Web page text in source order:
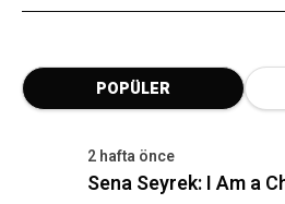
POPÜLER
2 hafta önce
Sena Seyrek: I Am a